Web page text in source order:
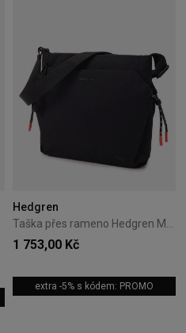
Hedgren
Taška přes rameno Hedgren Makoto 15L Černá
1 753,00 Kč
extra -5% s kódem: PROMO